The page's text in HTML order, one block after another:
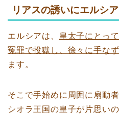
リアスの誘いにエルシ
エルシアは、 皇太子にとっ
冤罪で投獄し、徐々に手な
ます。
そこで手始めに周囲に扇動
シオラ王国の皇子が片思い